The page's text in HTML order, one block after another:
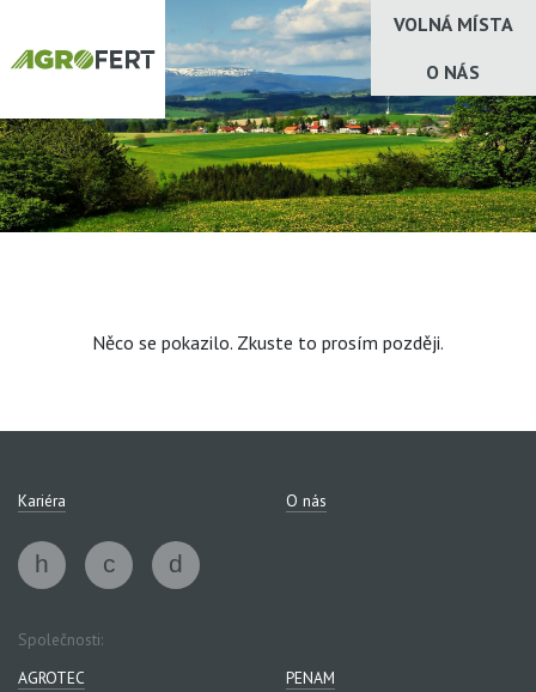
VOLNÁ MÍSTA
O NÁS
Něco se pokazilo. Zkuste to prosím později.
Kariéra O nás
Společnosti:
AGROTEC
PENAM